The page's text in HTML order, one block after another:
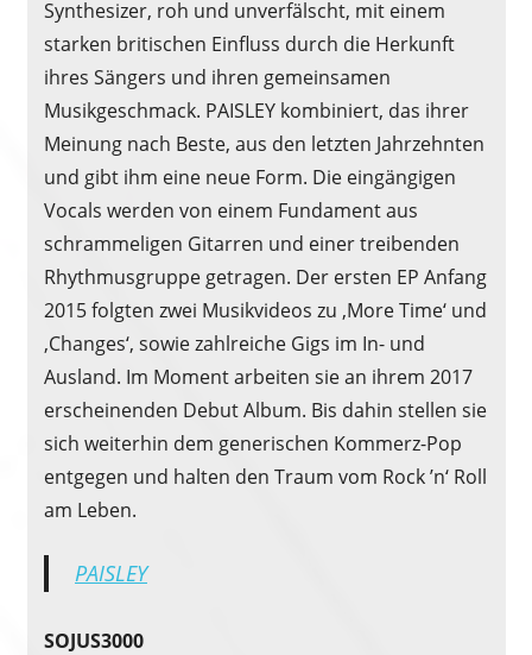
Synthesizer, roh und unverfälscht, mit einem
starken britischen Einfluss durch die Herkunft
ihres Sängers und ihren gemeinsamen
Musikgeschmack. PAISLEY kombiniert, das ihrer
Meinung nach Beste, aus den letzten Jahrzehnten
und gibt ihm eine neue Form. Die eingängigen
Vocals werden von einem Fundament aus
schrammeligen Gitarren und einer treibenden
Rhythmusgruppe getragen. Der ersten EP Anfang
2015 folgten zwei Musikvideos zu ‚More Time‘ und
‚Changes‘, sowie zahlreiche Gigs im In- und
Ausland. Im Moment arbeiten sie an ihrem 2017
erscheinenden Debut Album. Bis dahin stellen sie
sich weiterhin dem generischen Kommerz-Pop
entgegen und halten den Traum vom Rock ’n‘ Roll
am Leben.
PAISLEY
SOJUS3000